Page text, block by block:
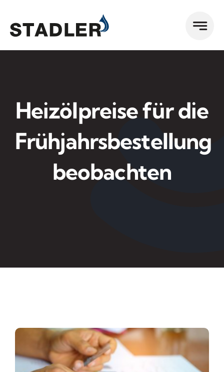
Inhalt
springen
Heizölpreise für die
Frühjahrsbestellung
beobachten